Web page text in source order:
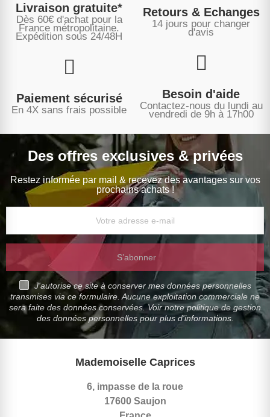
Livraison gratuite*
Dès 60€ d'achat pour la
France métropolitaine.
Expédition sous 24/48H
Retours & Echanges
14 jours pour changer
d'avis
Paiement sécurisé
En 4X sans frais possible
Besoin d'aide
Contactez-nous du lundi au
vendredi de 9h à 17h00
Des offres exclusives & privées
Restez informée par mail & recevez des avantages sur vos
prochains achats !
S’abonner
J'autorise ce site à conserver mes données personnelles
transmises via ce formulaire. Aucune exploitation commerciale ne
sera faite des données conservées. Voir notre politique de gestion
des données personnelles pour plus d'informations.
Mademoiselle Caprices
6, impasse de la roue
17600 Saujon